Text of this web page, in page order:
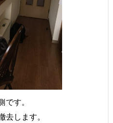
です。
去します。